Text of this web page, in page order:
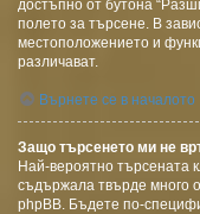
достъпно от бутона
полето за търсене. В
местоположението и
различават.
Върнете се в началото
Защо търсенето ми не
Най-вероятно търсената
съдържала твърде много
phpBB. Бъдете по-